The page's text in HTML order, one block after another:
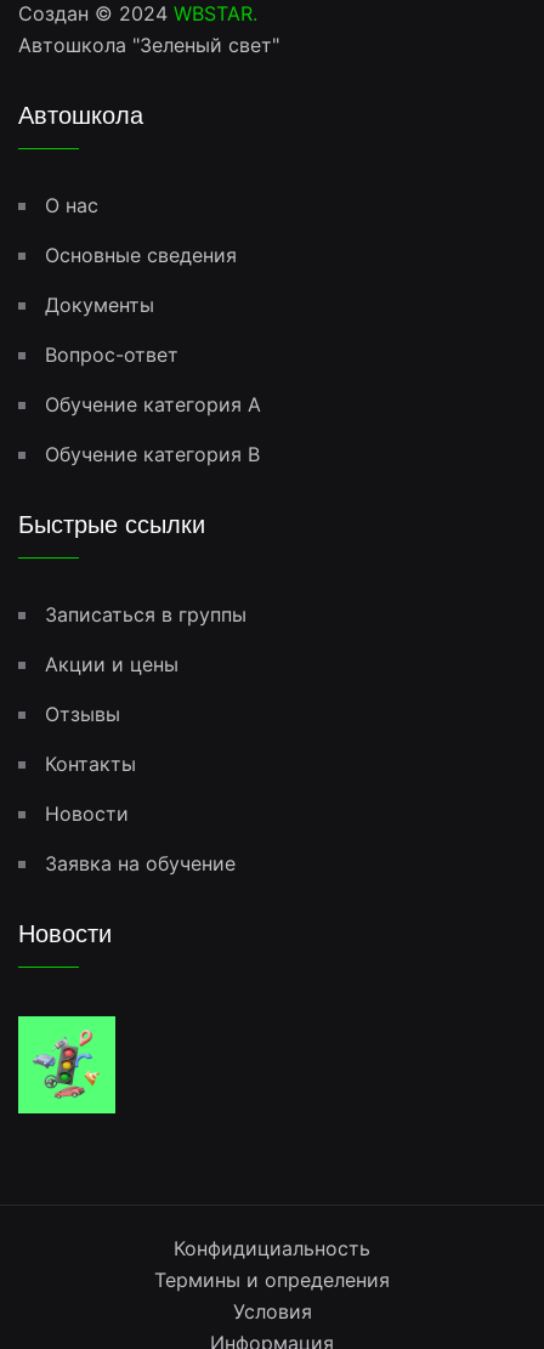
Создан © 2024 WBSTAR.
Автошкола "Зеленый свет"
Автошкола
О нас
Основные сведения
Документы
Вопрос-ответ
Обучение категория A
Обучение категория B
Быстрые ссылки
Записаться в группы
Акции и цены
Отзывы
Контакты
Новости
Заявка на обучение
Новости
Конфидициальность
Термины и определения
Условия
Информация